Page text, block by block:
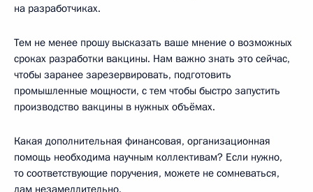
на разработчиках.
Тем не менее прошу высказать ваше мнение о возможных
сроках разработки вакцины. Нам важно знать это сейчас,
чтобы заранее зарезервировать, подготовить
промышленные мощности, с тем чтобы быстро запустить
производство вакцины в нужных объёмах.
Какая дополнительная финансовая, организационная
помощь необходима научным коллективам? Если нужно,
то соответствующие поручения, можете не сомневаться,
дам незамедлительно.